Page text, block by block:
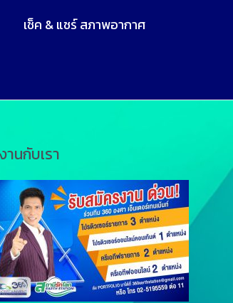
เช็ค & แชร์ สภาพอากาศ
านกับเรา